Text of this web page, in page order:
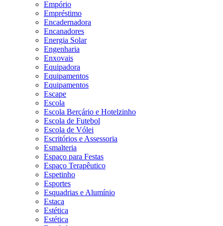
Empório
Empréstimo
Encadernadora
Encanadores
Energia Solar
Engenharia
Enxovais
Equipadora
Equipamentos
Equipamentos
Escape
Escola
Escola Berçário e Hotelzinho
Escola de Futebol
Escola de Vólei
Escritórios e Assessoria
Esmalteria
Espaço para Festas
Espaço Terapêutico
Espetinho
Esportes
Esquadrias e Alumínio
Estaca
Estética
Estética